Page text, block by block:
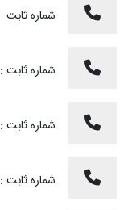
شماره ثابت :
شماره ثابت :
شماره ثابت :
شماره ثابت :